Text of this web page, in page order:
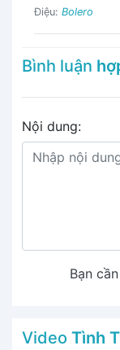
Điệu: Bolero
Bình luận
Nội dung:
Bạn cần
Video Tình